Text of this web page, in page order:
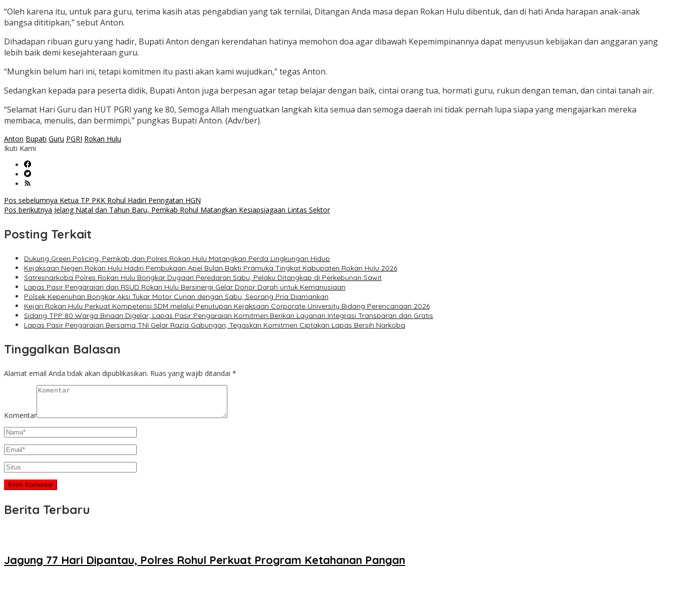
“Oleh karena itu, untuk para guru, terima kasih atas pengabdian yang tak ternilai, Ditangan Anda masa depan Rokan Hulu dibentuk, dan di hati Anda harapan anak-anak
bangsa dititipkan,” sebut Anton.
Dihadapan ribuan guru yang hadir, Bupati Anton dengan kerendahan hatinya memohon doa agar dibawah Kepemimpinannya dapat menyusun kebijakan dan anggaran yang
lebih baik demi kesejahteraan guru.
“Mungkin belum hari ini, tetapi komitmen itu pasti akan kami wujudkan,” tegas Anton.
Sedangkan kepada para peserta didik, Bupati Anton juga berpesan agar tetap belajar dengan baik, cintai orang tua, hormati guru, rukun dengan teman, dan cintai tanah air.
“Selamat Hari Guru dan HUT PGRI yang ke 80, Semoga Allah menguatkan langkah kita semua dan semoga daerah ini tidak pernah lupa siapa yang mengajarkan mereka
membaca, menulis, dan bermimpi,” pungkas Bupati Anton. (Adv/ber).
Anton Bupati Guru PGRI Rokan Hulu
Ikuti Kami
Navigasi
Pos sebelumnya Ketua TP PKK Rohul Hadiri Peringatan HGN
Pos berikutnya Jelang Natal dan Tahun Baru, Pemkab Rohul Matangkan Kesiapsiagaan Lintas Sektor
Posting Terkait
Dukung Green Policing, Pemkab dan Polres Rokan Hulu Matangkan Perda Lingkungan Hidup
Kejaksaan Negeri Rokan Hulu Hadiri Pembukaan Apel Bulan Bakti Pramuka Tingkat Kabupaten Rokan Hulu 2026
Satresnarkoba Polres Rokan Hulu Bongkar Dugaan Peredaran Sabu, Pelaku Ditangkap di Perkebunan Sawit
Lapas Pasir Pengaraian dan RSUD Rokan Hulu Bersinergi Gelar Donor Darah untuk Kemanusiaan
Polsek Kepenuhan Bongkar Aksi Tukar Motor Curian dengan Sabu, Seorang Pria Diamankan
Kejari Rokan Hulu Perkuat Kompetensi SDM melalui Penutupan Kejaksaan Corporate University Bidang Perencanaan 2026
Sidang TPP 80 Warga Binaan Digelar, Lapas Pasir Pengaraian Komitmen Berikan Layanan Integrasi Transparan dan Gratis
Lapas Pasir Pengaraian Bersama TNI Gelar Razia Gabungan, Tegaskan Komitmen Ciptakan Lapas Bersih Narkoba
Tinggalkan Balasan
Alamat email Anda tidak akan dipublikasikan. Ruas yang wajib ditandai *
Komentar
Berita Terbaru
Jagung 77 Hari Dipantau, Polres Rohul Perkuat Program Ketahanan Pangan